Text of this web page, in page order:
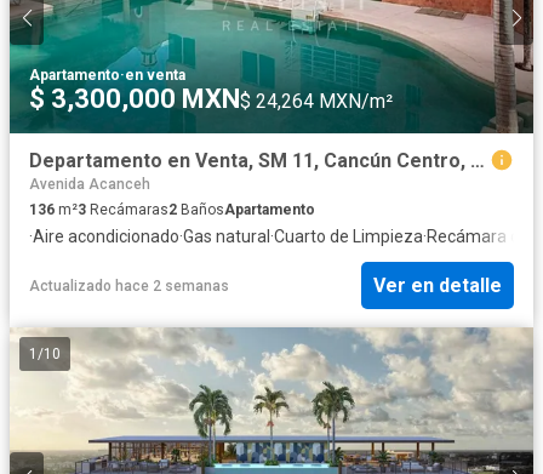
Apartamento·en venta
$ 3,300,000 MXN$ 24,264 MXN/m²
Departamento en Venta, SM 11, Cancún Centro, Cancún
Avenida Acanceh
136 m²3 Recámaras2 BañosApartamento
·Aire acondicionado·Gas natural ·Cuarto de Limpieza·Recámara con
Actualizado hace 2 semanas Ver en detalle
1 /10